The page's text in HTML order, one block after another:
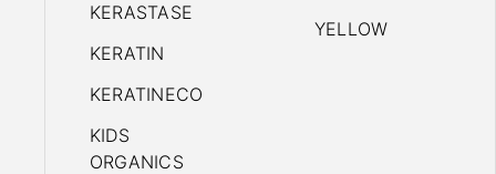
KERASTASE
KERATIN
KERATINECO
KIDS
ORGANICS
YELLOW